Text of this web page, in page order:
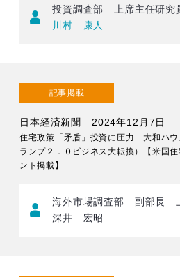
投資調査部 上席主任研究
川村 康人
記事掲載
日本経済新聞 2024年12月7日
住宅政策「矛盾」投資に圧力 大和ハウ
ランプ２．０ビジネス大転換）【米国
ント掲載】
海外市場調査部 副部長
深井 宏昭